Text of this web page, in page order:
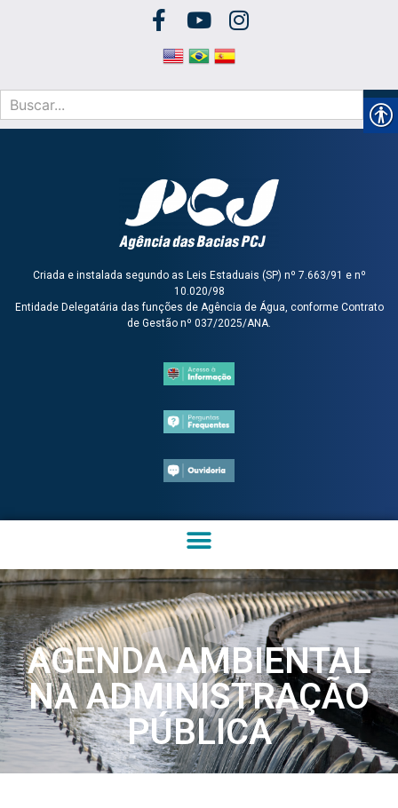
Criada e instalada segundo as Leis Estaduais (SP) nº 7.663/91 e nº
10.020/98
Entidade Delegatária das funções de Agência de Água, conforme Contrato
de Gestão nº 037/2025/ANA.
AGENDA AMBIENTAL
NA ADMINISTRAÇÃO
PÚBLICA